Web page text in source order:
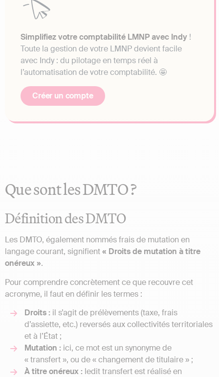
Simplifiez votre comptabilité LMNP avec Indy !
Toute la gestion de votre LMNP devient facile
avec Indy : du pilotage en temps réel à
l’automatisation de votre comptabilité. 🤩
Créer un compte
Que sont les DMTO ?
Définition des DMTO
Les DMTO, également nommés frais de mutation en
langage courant, signifient« Droits de mutation à titre
onéreux ».
Pour comprendre concrètement ce que recouvre cet
acronyme, il faut en définir les termes :
Droits : il s’agit de prélèvements (taxe, frais
d’assiette, etc.) reversés aux collectivités territoriales
et à l’État ;
Mutation : ici, ce mot est un synonyme de
« transfert », ou de « changement de titulaire » ;
À titre onéreux : ledit transfert est réalisé en